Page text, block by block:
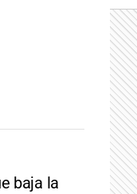
baja la